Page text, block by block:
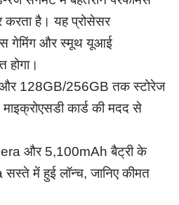
करता है। यह प्रोसेसर
गेमिंग और स्मूथ यूआई
होगा।
128GB/256GB तक स्टोरेज
कार्ड की मदद से
और 5,100mAh बैट्री के
में हुई लॉन्च, जानिए कीमत